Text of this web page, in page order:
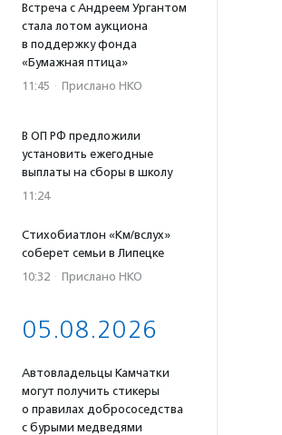
Встреча с Андреем Ургантом
стала лотом аукциона
в поддержку фонда
«Бумажная птица»
11:45 · Прислано НКО
В ОП РФ предложили
установить ежегодные
выплаты на сборы в школу
11:24
Стихобиатлон «Км/вслух»
соберет семьи в Липецке
10:32 · Прислано НКО
05.08.2026
Автовладельцы Камчатки
могут получить стикеры
о правилах добрососедства
с бурыми медведями